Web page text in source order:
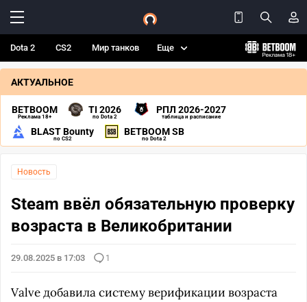
Dota 2 CS2 Мир танков Еще
АКТУАЛЬНОЕ
BETBOOM
Реклама 18+
TI 2026
по Dota 2
РПЛ 2026-2027
таблица и расписание
BLAST Bounty
по CS2
BETBOOM SB
по Dota 2
Новость
Steam ввёл обязательную проверку
возраста в Великобритании
29.08.2025 в 17:03 1
Valve добавила систему верификации возраста